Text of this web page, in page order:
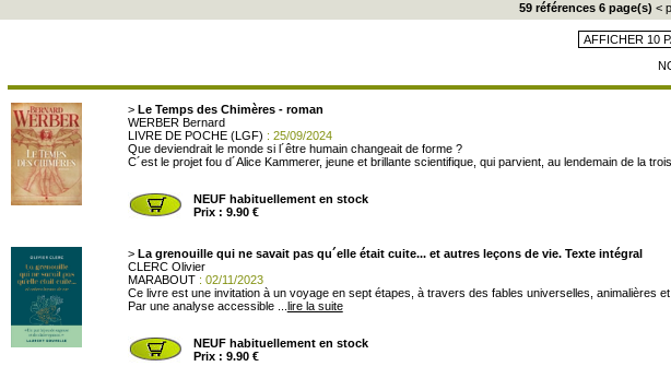
59 références 6 page(s) <
> Le Temps des Chimères - roman
WERBER Bernard
LIVRE DE POCHE (LGF) : 25/09/2024
Que deviendrait le monde si l´être humain changeait de forme ?
C´est le projet fou d´Alice Kammerer, jeune et brillante scientifique, qui parvient, au lendemain de la
NEUF habituellement en stock
Prix : 9.90 €
> La grenouille qui ne savait pas qu´elle était cuite... et autres leçons de vie. Texte intégral
CLERC Olivier
MARABOUT: 02/11/2023
Ce livre est une invitation à un voyage en sept étapes, à travers des fables universelles, animalières
Par une analyse accessible ... lire la suite
NEUF habituellement en stock
Prix : 9.90 €